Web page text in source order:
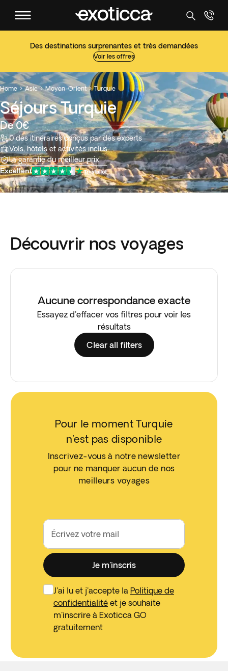
Des destinations surprenantes et très demandées
Voir les offres
Home  Asie  Moyen-Orient  Turquie
Séjours Turquie
De 0€
0 des itinéraires conçus par des experts
Vols, hôtels et activités inclus
La garantie du meilleur prix
Excellent
Découvrir nos voyages
Aucune correspondance exacte
Essayez d'effacer vos filtres pour voir les
résultats
Clear all filters
Pour le moment Turquie
n'est pas disponible
Inscrivez-vous à notre newsletter
pour ne manquer aucun de nos
meilleurs voyages
Écrivez votre mail
Je m'inscris
J'ai lu et j'accepte la Politique de
confidentialité et je souhaite
m'inscrire à Exoticca GO
gratuitement